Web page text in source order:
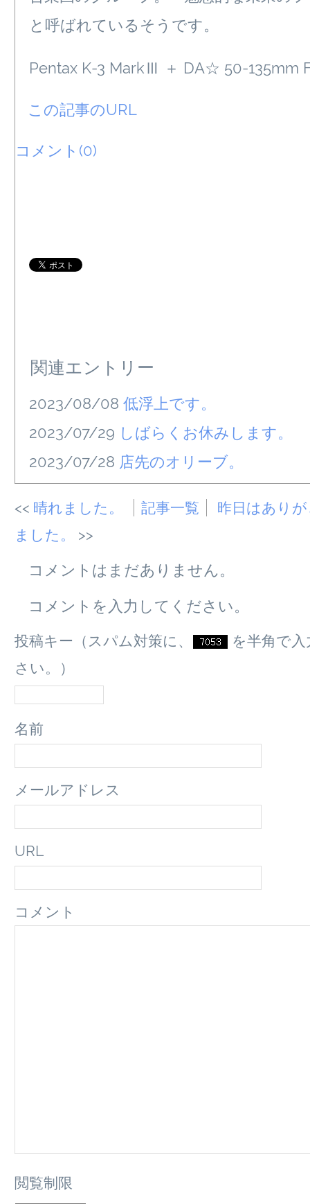
と呼ばれているそうです。
Pentax K-3 MarkⅢ ＋ DA☆ 50-135mm
この記事のURL
コメント(0)
関連エントリー
2023/08/08 低浮上です。
2023/07/29 しばらくお休みします。
2023/07/28 店先のオリーブ。
晴れました。 記事一覧
昨日はあり
ました。
コメントはまだありません。
コメントを入力してください。
投稿キー（スパム対策に、
を半角で
さい。）
名前
メールアドレス
URL
コメント
閲覧制限